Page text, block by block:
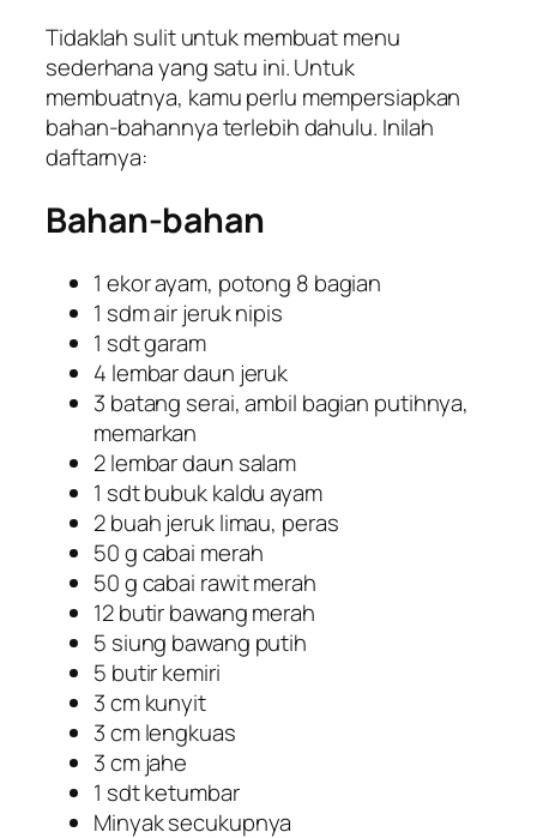
Tidaklah sulit untuk membuat menu
sederhana yang satu ini. Untuk
membuatnya, kamu perlu mempersiapkan
bahan-bahannya terlebih dahulu. Inilah
daftarnya:
Bahan-bahan
1 ekor ayam, potong 8 bagian
1 sdm air jeruk nipis
1 sdt garam
4 lembar daun jeruk
3 batang serai, ambil bagian putihnya,
memarkan
2 lembar daun salam
1 sdt bubuk kaldu ayam
2 buah jeruk limau, peras
50 g cabai merah
50 g cabai rawit merah
12 butir bawang merah
5 siung bawang putih
5 butir kemiri
3 cm kunyit
3 cm lengkuas
3 cm jahe
1 sdt ketumbar
Minyak secukupnya